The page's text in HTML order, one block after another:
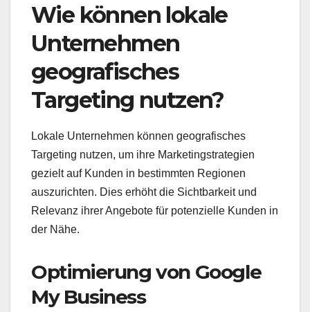
Wie können lokale
Unternehmen
geografisches
Targeting nutzen?
Lokale Unternehmen können geografisches
Targeting nutzen, um ihre Marketingstrategien
gezielt auf Kunden in bestimmten Regionen
auszurichten. Dies erhöht die Sichtbarkeit und
Relevanz ihrer Angebote für potenzielle Kunden in
der Nähe.
Optimierung von Google
My Business